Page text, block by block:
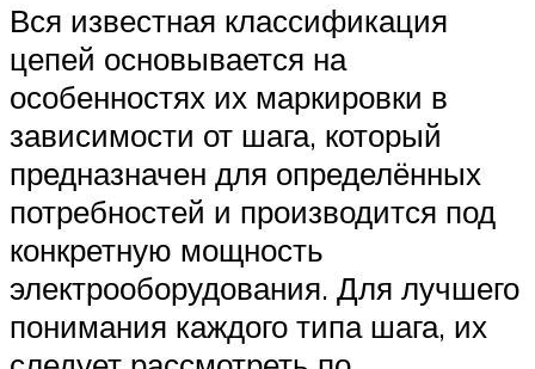
Вся известная классификация
цепей основывается на
особенностях их маркировки в
зависимости от шага, который
предназначен для определённых
потребностей и производится под
конкретную мощность
электрооборудования. Для лучшего
понимания каждого типа шага, их